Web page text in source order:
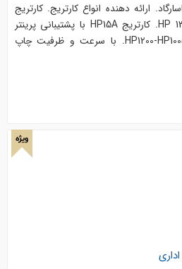
ارائه دهنده انواع کارتریج. کارتریج
A13HP با پشتیبانی پرینتر HP 1300. کارتریج HP15A با پشتیبانی پرینتر
HP1200-HP1005-HP3300- HP3380-HP1220. با سرعت و ظرفیت چاپ
ویژه